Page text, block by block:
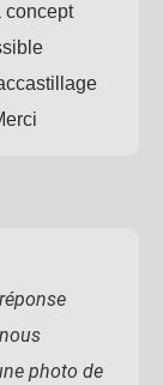
concept
photo de